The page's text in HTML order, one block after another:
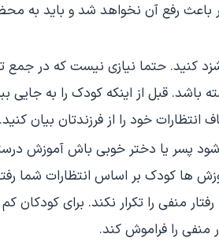
باعث رفع آن نخواهد شد و باید به
کنید. حتما نیازی نیست که در جمع
قبل از اینکه کودک را به جایی
خود را از فرزندتان بیان کنید.
شود پسر یا دختر خوبی باش آموزش
ها کودک بر اساس انتظارات شما
منفی را تکرار نکند. برای کودکان کم
منفی را فراموش کند.